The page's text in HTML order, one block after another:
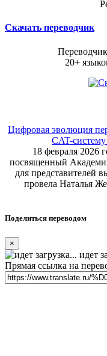
Скачать переводчик
20+
Цифровая эволюция
CAT-
18 февраля 2026
посвященный
для представителей
провела Наталья
Поделиться переводом
×
идет
Прямая ссылка на